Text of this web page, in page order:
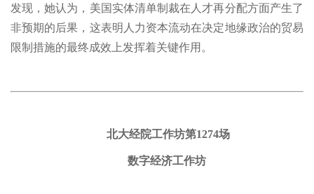
发现，她认为，美国实体清单制裁在人才再分配方面产生了
非预期的后果，这表明人力资本流动在决定地缘政治的贸易
限制措施的最终成效上发挥着关键作用。
北大经院工作坊第1274场
数字经济工作坊